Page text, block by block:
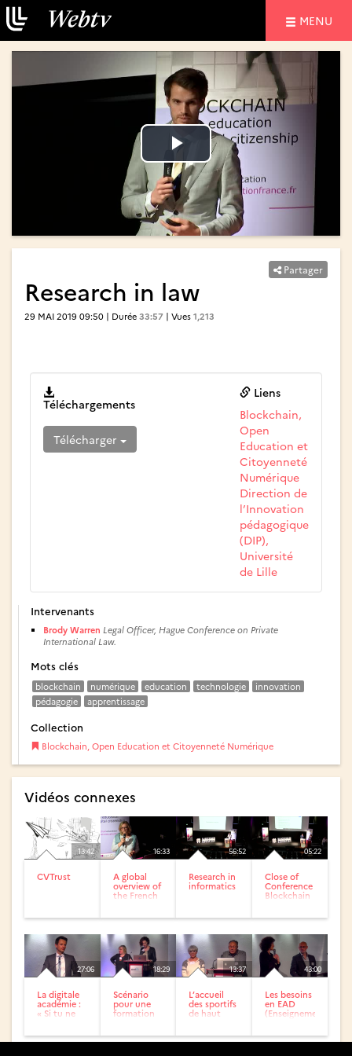
MENU
Lire
la
vidéo
Lire
la
vidéo
Partager
Research in law
29 MAI 2019 09:50 | Durée 33:57 | Vues 1,213
Téléchargements
Télécharger
Liens
Blockchain,
Open
Education et
Citoyenneté
Numérique
Direction de
l’Innovation
pédagogique
(DIP),
Université
de Lille
Intervenants
Brody Warren Legal Officer, Hague Conference on Private
International Law.
Mots clés
blockchain numérique education technologie
innovation
pédagogie
apprentissage
Collection
Blockchain, Open Education et Citoyenneté Numérique
Vidéos connexes
13:42
CVTrust
16:33
A global
overview of
the French
56:52
Research in
informatics
05:22
Close of
Conference
Blockchain
27:06
La digitale
académie :
« Si tu ne
18:29
Scénario
pour une
formation
contraint
13:37
L’accueil
des sportifs
de haut
43:00
Les besoins
en EAD
(Enseignement
grande...